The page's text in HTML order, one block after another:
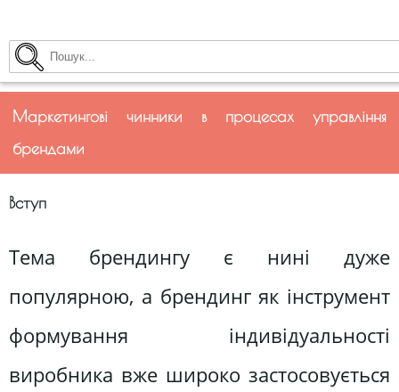
Маркетингові чинники в процесах управління
брендами
Вступ
Тема брендингу є нині дуже
популярною, а брендинг як інструмент
формування індивідуальності
виробника вже широко застосовується